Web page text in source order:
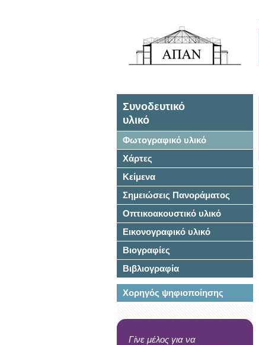
Συνοδευτικό
υλικό
Φωτογραφικό υλικό
Χάρτες
Κείμενα
Σημειώσεις Πανοράματος
Οπτικοακουστικό υλικό
Εικονογραφικό υλικό
Βιογραφίες
Βιβλιογραφία
Χορηγός ψηφιοποίησης
Γίνε μέλος για να